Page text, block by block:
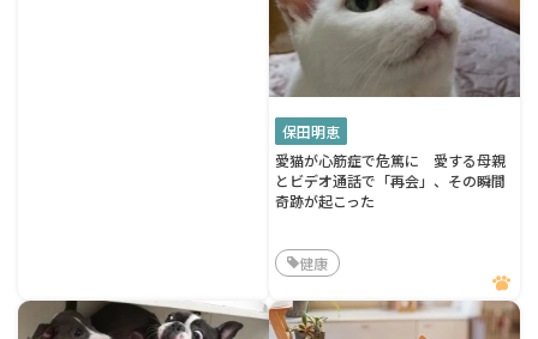
保田明恵
愛猫が心筋症で危篤に 愛する母親
とビデオ通話で「再会」、その瞬間
奇跡が起こった
健康